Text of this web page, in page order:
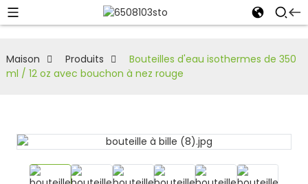
Maison Produits
Bouteilles d'eau isothermes de 350
ml / 12 oz avec bouchon à nez rouge